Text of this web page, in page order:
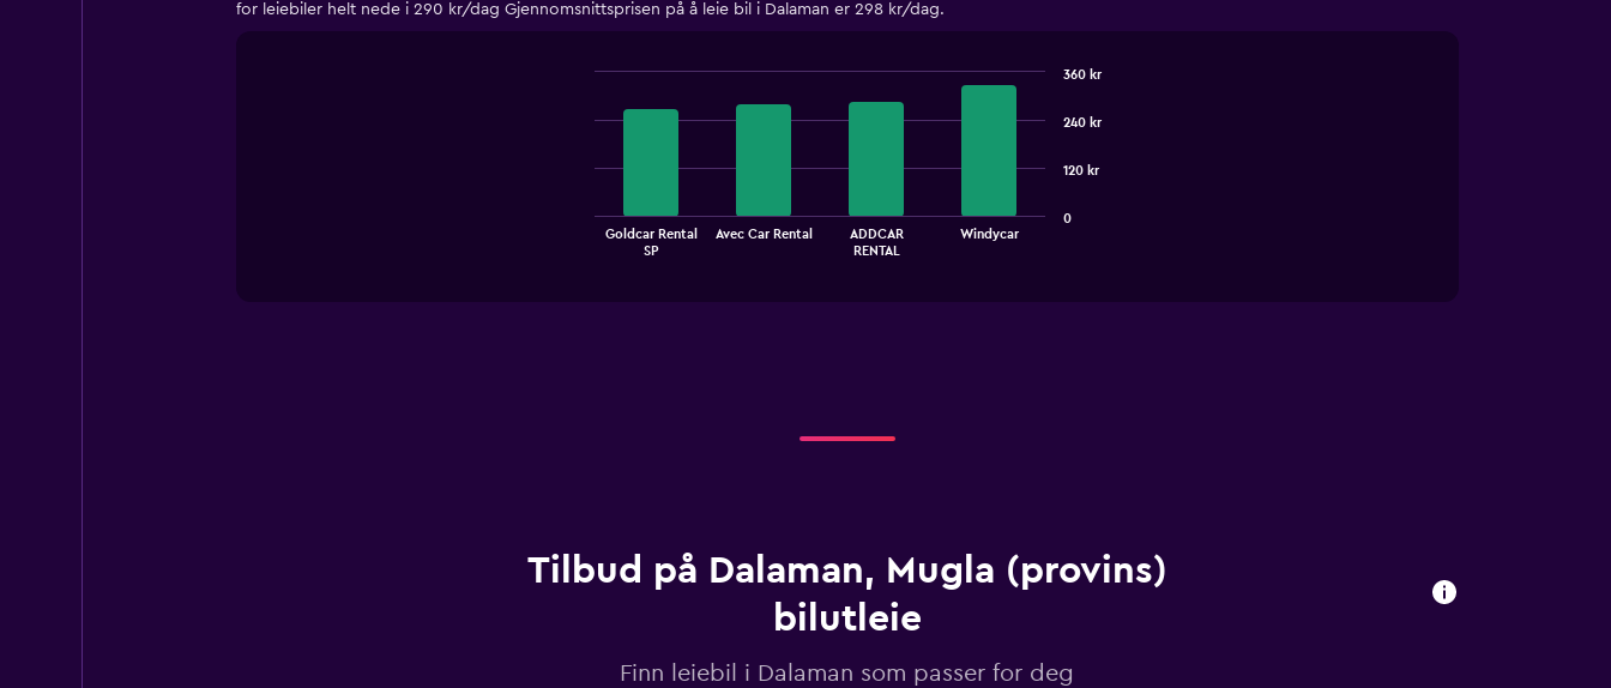
for leiebiler helt nede i 290 kr/dag Gjennomsnittsprisen på å leie bil i Dalaman er 298 kr/dag.
bars.
The
chart
Y
axis
graphic.
Goldcar Rental
SP
Avec Car Rental
ADDCAR
RENTAL
Windycar
0
120 kr
240 kr
360 kr
Tilbud på Dalaman, Mugla (provins)
bilutleie
Finn leiebil i Dalaman som passer for deg